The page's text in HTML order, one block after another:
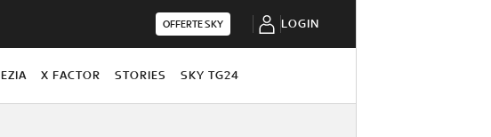
OFFERTE SKY LOGIN
X FACTOR STORIES SKY TG24